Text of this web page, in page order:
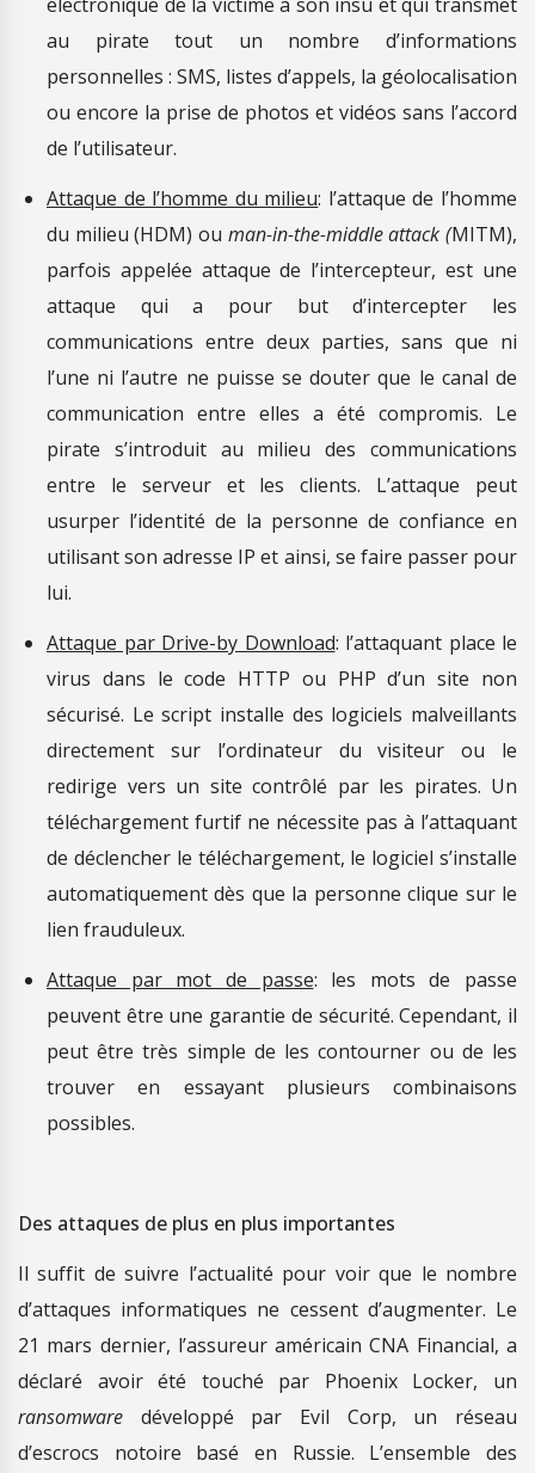
au pirate tout un nombre d’informations
personnelles : SMS, listes d’appels, la géolocalisation
ou encore la prise de photos et vidéos sans l’accord
de l’utilisateur.
Attaque de l’homme du milieu: l’attaque de l’homme
du milieu (HDM) ou man-in-the-middle attack (MITM),
parfois appelée attaque de l’intercepteur, est une
attaque qui a pour but d’intercepter les
communications entre deux parties, sans que ni
l’une ni l’autre ne puisse se douter que le canal de
communication entre elles a été compromis. Le
pirate s’introduit au milieu des communications
entre le serveur et les clients. L’attaque peut
usurper l’identité de la personne de confiance en
utilisant son adresse IP et ainsi, se faire passer pour
lui.
Attaque par Drive-by Download: l’attaquant place le
virus dans le code HTTP ou PHP d’un site non
sécurisé. Le script installe des logiciels malveillants
directement sur l’ordinateur du visiteur ou le
redirige vers un site contrôlé par les pirates. Un
téléchargement furtif ne nécessite pas à l’attaquant
de déclencher le téléchargement, le logiciel s’installe
automatiquement dès que la personne clique sur le
lien frauduleux.
Attaque par mot de passe: les mots de passe
peuvent être une garantie de sécurité. Cependant, il
peut être très simple de les contourner ou de les
trouver en essayant plusieurs combinaisons
possibles.
Des attaques de plus en plus importantes
Il suffit de suivre l’actualité pour voir que le nombre
d’attaques informatiques ne cessent d’augmenter. Le
21 mars dernier, l’assureur américain CNA Financial, a
déclaré avoir été touché par Phoenix Locker, un
ransomware développé par Evil Corp, un réseau
d’escrocs notoire basé en Russie. L’ensemble des